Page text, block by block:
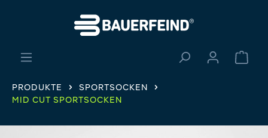
PRODUKTE
SPORTSOCKEN
MID CUT SPORTSOCKEN